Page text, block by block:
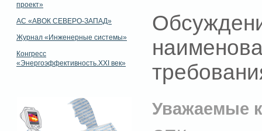
проект»
АС «АВОК СЕВЕРО-ЗАПАД»
Журнал «Инженерные системы»
Конгресс
«Энергоэффективность.XXI век»
Уважаемые